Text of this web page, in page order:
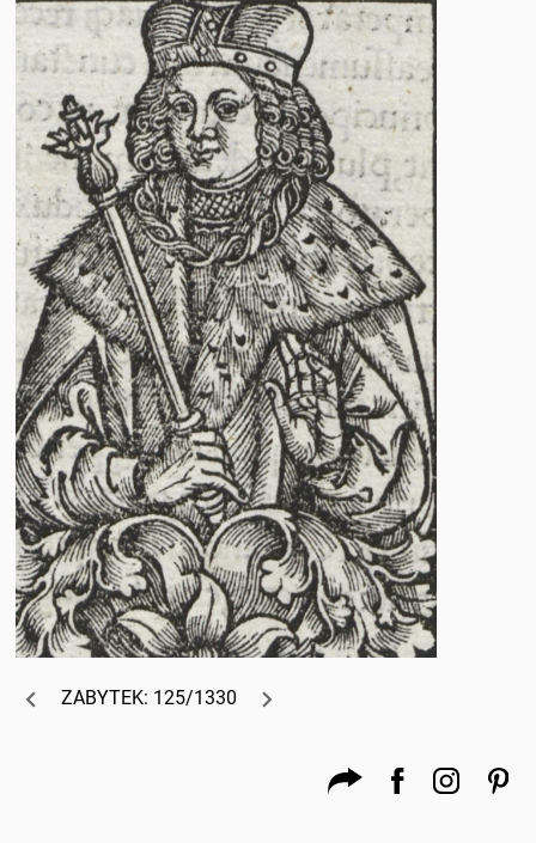
ZABYTEK: 125/1330